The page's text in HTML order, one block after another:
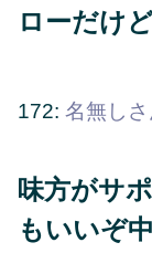
ローだけ
172: 名無しさ
味方がサ
もいいぞ